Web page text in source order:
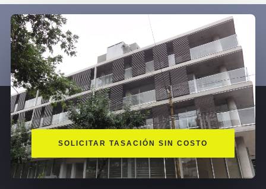
SOLICITAR TASACIÓN SIN COSTO